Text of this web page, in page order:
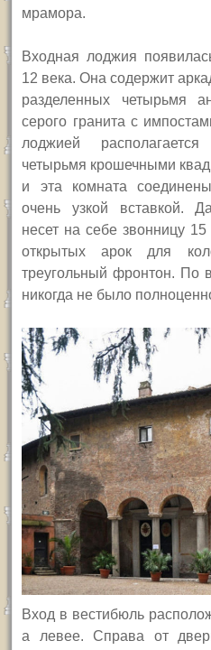
мрамора.
Входная лоджия
12 века. Она содержит
разделенных четырьмя
серого гранита с
лоджией
четырьмя крошечными
и эта комната
очень узкой вставкой.
несет на себезвонницу
открытых арок для
треугольный фронтон. По
никогда не было
Вход в вестибюль
а левее. Справа от